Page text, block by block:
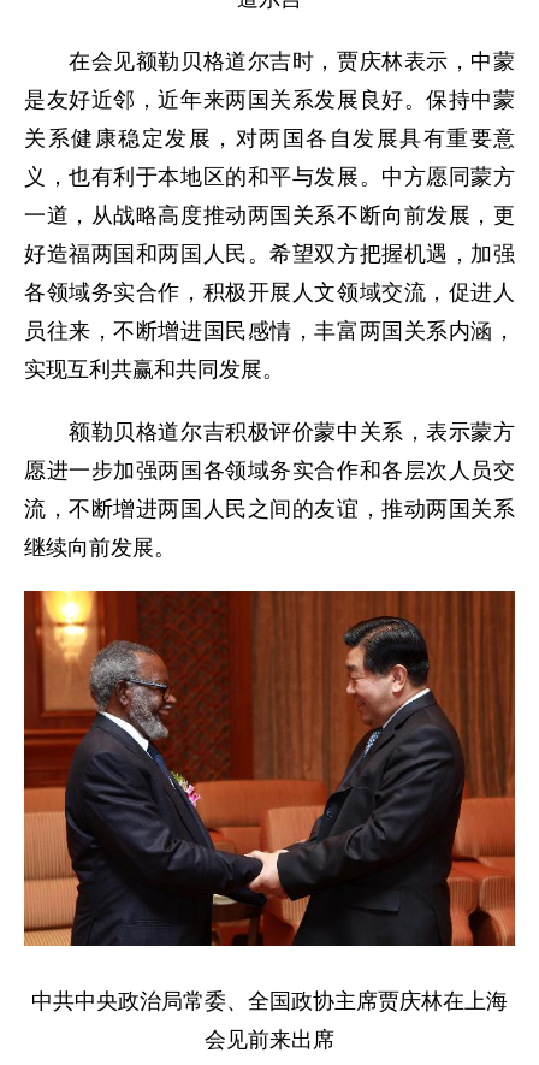
在会见额勒贝格道尔吉时，贾庆林表示，中蒙
是友好近邻，近年来两国关系发展良好。保持中蒙
关系健康稳定发展，对两国各自发展具有重要意
义，也有利于本地区的和平与发展。中方愿同蒙方
一道，从战略高度推动两国关系不断向前发展，更
好造福两国和两国人民。希望双方把握机遇，加强
各领域务实合作，积极开展人文领域交流，促进人
员往来，不断增进国民感情，丰富两国关系内涵，
实现互利共赢和共同发展。
额勒贝格道尔吉积极评价蒙中关系，表示蒙方
愿进一步加强两国各领域务实合作和各层次人员交
流，不断增进两国人民之间的友谊，推动两国关系
继续向前发展。
中共中央政治局常委、全国政协主席贾庆林在上海
会见前来出席